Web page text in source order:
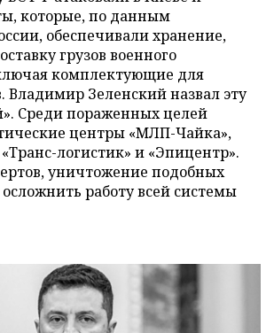
которые, по данным
обеспечивали хранение,
грузов военного
комплектующие для
Владимир Зеленский назвал эту
Среди пораженных целей
центры «МЛП-Чайка»,
логистик» и «Эпицентр».
уничтожение подобных
осложнить работу всей системы